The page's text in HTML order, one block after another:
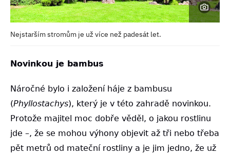
Nejstarším stromům je už více než padesát let.
Novinkou je bambus
Náročné bylo i založení háje z bambusu
(Phyllostachys), který je v této zahradě novinkou.
Protože majitel moc dobře věděl, o jakou rostlinu
jde –, že se mohou výhony objevit až tři nebo třeba
pět metrů od mateční rostliny a je jim jedno, že už